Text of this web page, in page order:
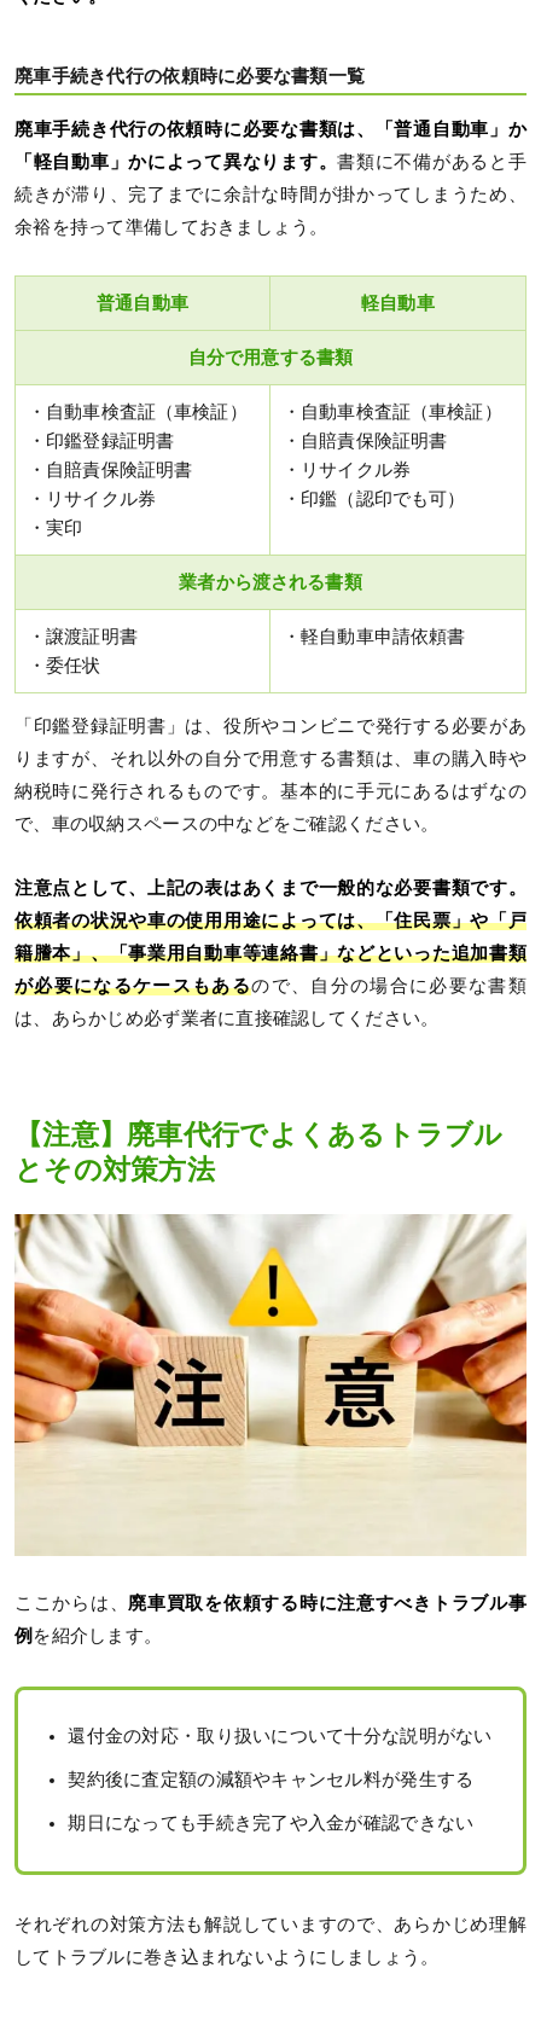
廃車手続き代行の依頼時に必要な書類一覧
廃車手続き代行の依頼時に必要な書類は、「普通自動車」か
「軽自動車」かによって異なります。書類に不備があると手
続きが滞り、完了までに余計な時間が掛かってしまうため、
余裕を持って準備しておきましょう。
普通自動車 軽自動車
自分で用意する書類
・自動車検査証（車検証）
・印鑑登録証明書
・自賠責保険証明書
・リサイクル券
・実印
・自動車検査証（車検証）
・自賠責保険証明書
・リサイクル券
・印鑑（認印でも可）
業者から渡される書類
・譲渡証明書
・委任状
・軽自動車申請依頼書
「印鑑登録証明書」は、役所やコンビニで発行する必要があ
りますが、それ以外の自分で用意する書類は、車の購入時や
納税時に発行されるものです。基本的に手元にあるはずなの
で、車の収納スペースの中などをご確認ください。
注意点として、上記の表はあくまで一般的な必要書類です。
依頼者の状況や車の使用用途によっては、「住民票」や「戸
籍謄本」、「事業用自動車等連絡書」などといった追加書類
が必要になるケースもあるので、自分の場合に必要な書類
は、あらかじめ必ず業者に直接確認してください。
【注意】廃車代行でよくあるトラブル
とその対策方法
ここからは、 廃車買取を依頼する時に注意すべきトラブル事
例 を紹介します。
還付金の対応・取り扱いについて十分な説明がない
契約後に査定額の減額やキャンセル料が発生する
期日になっても手続き完了や入金が確認できない
それぞれの対策方法も解説していますので、あらかじめ理解
してトラブルに巻き込まれないようにしましょう。